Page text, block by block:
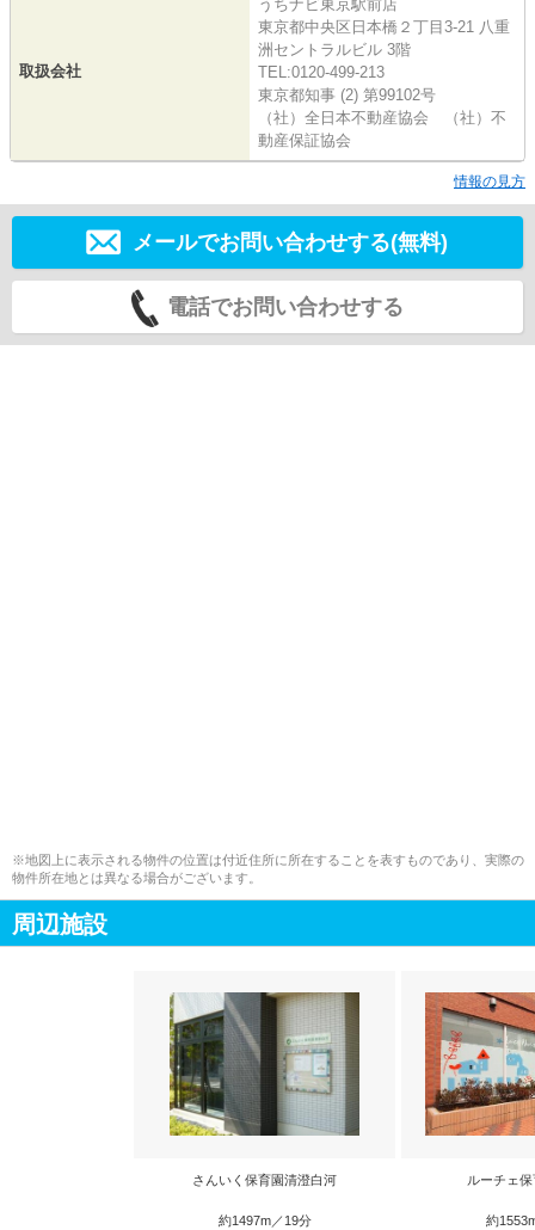
取扱会社
うちナビ東京駅前店
東京都中央区日本橋２丁目3-21 八重
洲セントラルビル 3階
TEL:0120-499-213
東京都知事 (2) 第99102号
（社）全日本不動産協会 （社）不
動産保証協会
情報の見方
メールでお問い合わせする(無料)
電話でお問い合わせする
※地図上に表示される物件の位置は付近住所に所在することを表すものであり、実際の
物件所在地とは異なる場合がございます。
周辺施設
さんいく保育園清澄白河
約1497m／19分
ルーチェ
約